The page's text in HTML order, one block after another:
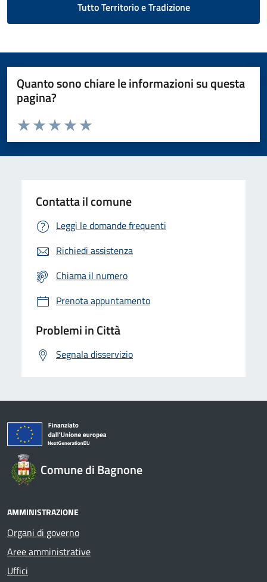
Tutto Territorio e Tradizione
Quanto sono chiare le informazioni su questa
pagina?
Domanda
Valuta da 1 a 5 stelle la pagina
Valuta 5 stelle su 5
Valuta 4 stelle su 5
Valuta 3 stelle su 5
Valuta 2 stelle su 5
Valuta 1 stelle su 5
Contatta il comune
Leggi le domande frequenti
Richiedi assistenza
Chiama il numero
Prenota appuntamento
Problemi in Città
Segnala disservizio
Comune di Bagnone
AMMINISTRAZIONE
Organi di governo
Aree amministrative
Uffici